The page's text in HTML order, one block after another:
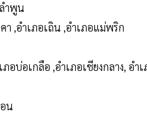
ำพูน
า ,อำเภอเถิน ,อำเภอแม่พริก
ภอบ่อเกลือ ,อำเภอเชียงกลาง, อำ
น